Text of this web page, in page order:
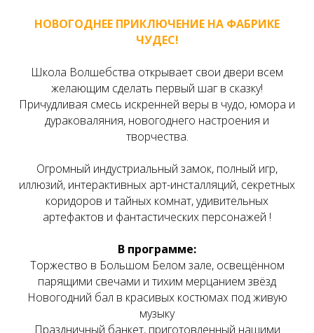
НОВОГОДНЕЕ ПРИКЛЮЧЕНИЕ НА ФАБРИКЕ
ЧУДЕС!
Школа Волшебства открывает свои двери всем
желающим сделать первый шаг в сказку!
Причудливая смесь искренней веры в чудо, юмора и
дураковаляния, новогоднего настроения и
творчества.
Огромный индустриальный замок, полный игр,
иллюзий, интерактивных арт-инсталляций, секретных
коридоров и тайных комнат, удивительных
артефактов и фантастических персонажей !
В программе:
Торжество в Большом Белом зале, освещённом
парящими свечами и тихим мерцанием звёзд
Новогодний бал в красивых костюмах под живую
музыку
Праздничный банкет, приготовленный нашими